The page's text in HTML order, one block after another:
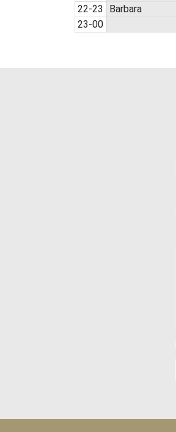
22-23
23-00
Barbara